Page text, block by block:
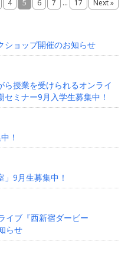
4 5 6 7 17 Next »
ショップ開催のお知らせ
ら授業を受けられるオンライ
ミナー9月入学生募集中！
！
9月生募集中！
イブ『西新宿ダービー
らせ